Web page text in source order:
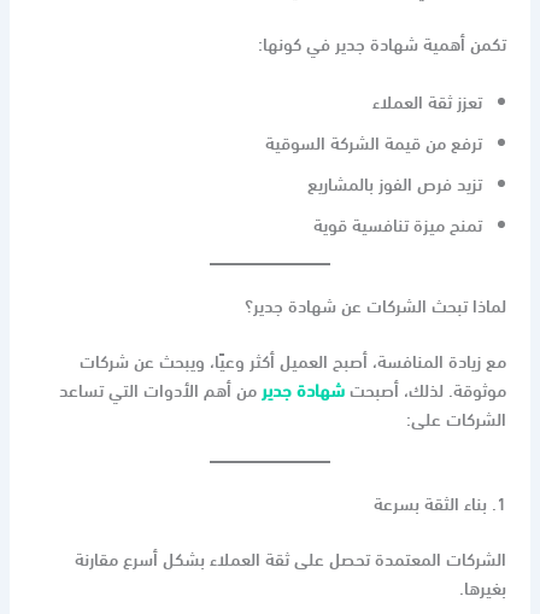
تكمن أهمية شهادة جدير في كونها:
تعزز ثقة العملاء
ترفع من قيمة الشركة السوقية
تزيد فرص الفوز بالمشاريع
تمنح ميزة تنافسية قوية
لماذا تبحث الشركات عن شهادة جدير؟
مع زيادة المنافسة، أصبح العميل أكثر وعيًا، ويبحث عن شركات
موثوقة. لذلك، أصبحتشهادة جدير من أهم الأدوات التي تساعد
الشركات على:
1. بناء الثقة بسرعة
الشركات المعتمدة تحصل على ثقة العملاء بشكل أسرع مقارنة
بغيرها.